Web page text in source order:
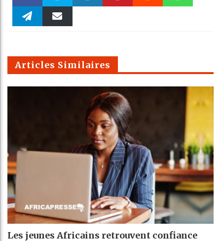
Faceboo Twitter
m
Articles Similaires
Les jeunes Africains retrouvent confiance